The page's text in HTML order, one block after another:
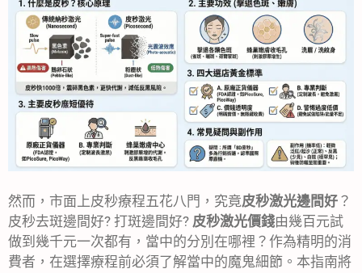
然而，市面上皮秒療程五花八門，究竟皮秒激光邊間好 ？
皮秒去斑邊間好? 打斑邊間好? 皮秒激光價錢由幾百元試
做到幾千元一次都有，當中的分別在哪裡？作為精明的消
費者，在選擇療程前必須了解當中的魔鬼細節。本指南將